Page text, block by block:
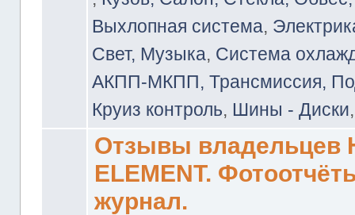
Выхлопная система,
Свет, Музыка, Система
АКПП-МКПП, Трансмиссия,
Круиз контроль, Шины - Диски
Отзывы владельцев
ELEMENT.
журнал.